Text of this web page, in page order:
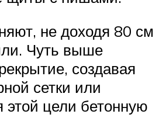
не доходя 80 см
Чуть выше
создавая
сетки или
этой цели бетонную